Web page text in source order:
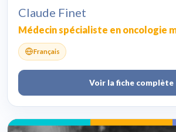
Claude Finet
Médecin spécialiste en oncologie
Français
Voir la fiche complète